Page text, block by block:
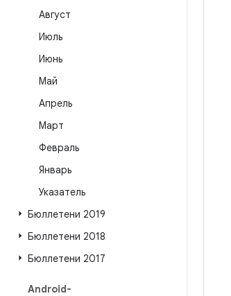
Август
Июль
Июнь
Май
Апрель
Март
Февраль
Январь
Указатель
Бюллетени 2019
Бюллетени 2018
Бюллетени 2017
Android-